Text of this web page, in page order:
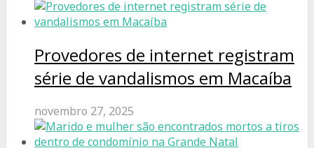
Provedores de internet registram
série de vandalismos em Macaíba
novembro 27, 2025